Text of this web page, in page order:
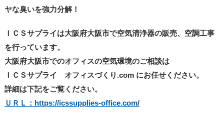
ヤな臭いを強力分解！
ＩＣＳサプライは大阪府大阪市で空気清浄器の販売、空調工事
を行っています。
大阪府大阪市でのオフィスの空気環境のご相談は
ＩＣＳサプライ オフィスづくり.com にお任せください。
詳細は下記をご覧ください。
ＵＲＬ：https://icssupplies-office.com/